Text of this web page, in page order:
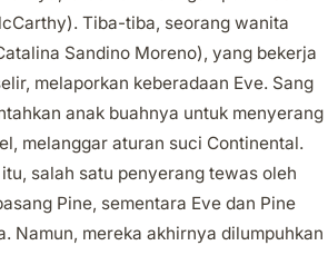
Tiba-tiba, seorang wanita
Sandino Moreno), yang bekerja
melaporkan keberadaan Eve. Sang
anak buahnya untuk menyerang
melanggar aturan suci Continental.
salah satu penyerang tewas oleh
Pine, sementara Eve dan Pine
Namun, mereka akhirnya dilumpuhkan